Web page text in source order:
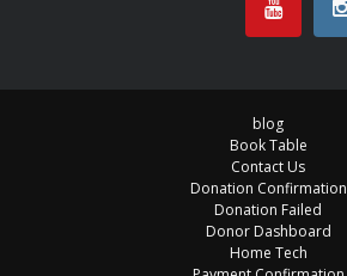
blog
Book Table
Contact Us
Donation Confirmation
Donation Failed
Donor Dashboard
Home Tech